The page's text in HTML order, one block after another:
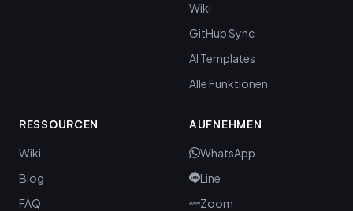
Wiki
GitHub Sync
AI Templates
Alle Funktionen
RESSOURCEN
Wiki
Blog
FAQ
AUFNEHMEN
WhatsApp
Line
Zoom